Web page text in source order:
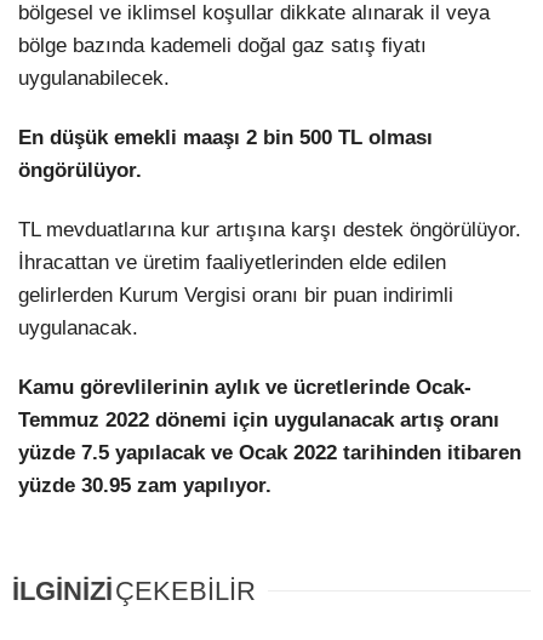
bölgesel ve iklimsel koşullar dikkate alınarak il veya
bölge bazında kademeli doğal gaz satış fiyatı
uygulanabilecek.
En düşük emekli maaşı 2 bin 500 TL olması
öngörülüyor.
TL mevduatlarına kur artışına karşı destek öngörülüyor.
İhracattan ve üretim faaliyetlerinden elde edilen
gelirlerden Kurum Vergisi oranı bir puan indirimli
uygulanacak.
Kamu görevlilerinin aylık ve ücretlerinde Ocak-
Temmuz 2022 dönemi için uygulanacak artış oranı
yüzde 7.5 yapılacak ve Ocak 2022 tarihinden itibaren
yüzde 30.95 zam yapılıyor.
İLGİNİZİÇEKEBİLİR